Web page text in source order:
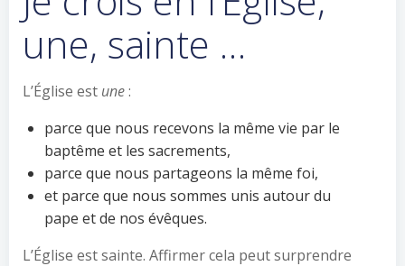
une, sainte …
L’Église est une:
parce que nous recevons la même vie par le
baptême et les sacrements,
parce que nous partageons la même foi,
et parce que nous sommes unis autour du
pape et de nos évêques.
L’Église est sainte. Affirmer cela peut surprendre